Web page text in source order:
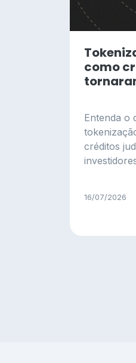
como
Entenda o
créditos
16/07/2026